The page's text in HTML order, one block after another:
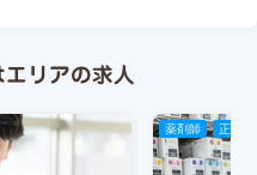
リアの求人
薬剤師 正社員